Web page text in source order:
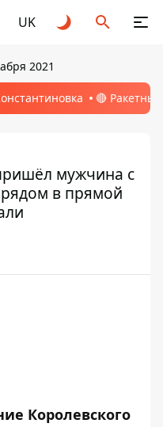
UK
2021
🔴
мужчина с
в прямой
Королевского